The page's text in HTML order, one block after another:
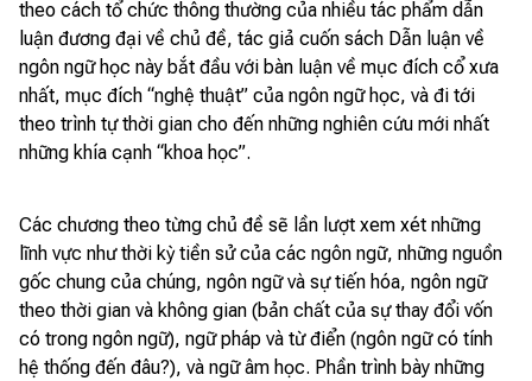
theo cách tổ chức thông thường của nhiều tác phẩm dẫn
luận đương đại về chủ đề, tác giả cuốn sách Dẫn luận về
ngôn ngữ học này bắt đầu với bàn luận về mục đích cổ xưa
nhất, mục đích “nghệ thuật” của ngôn ngữ học, và đi tới
theo trình tự thời gian cho đến những nghiên cứu mới nhất
những khía cạnh “khoa học”.
Các chương theo từng chủ đề sẽ lần lượt xem xét những
lĩnh vực như thời kỳ tiền sử của các ngôn ngữ, những nguồn
gốc chung của chúng, ngôn ngữ và sự tiến hóa, ngôn ngữ
theo thời gian và không gian (bản chất của sự thay đổi vốn
có trong ngôn ngữ), ngữ pháp và từ điển (ngôn ngữ có tính
hệ thống đến đâu?), và ngữ âm học. Phần trình bày những